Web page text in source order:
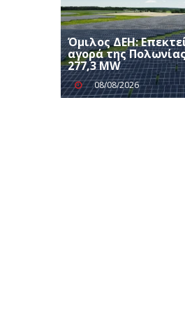
Όμιλος ΔΕΗ:
αγορά της
277,3 MW
08/08/2026